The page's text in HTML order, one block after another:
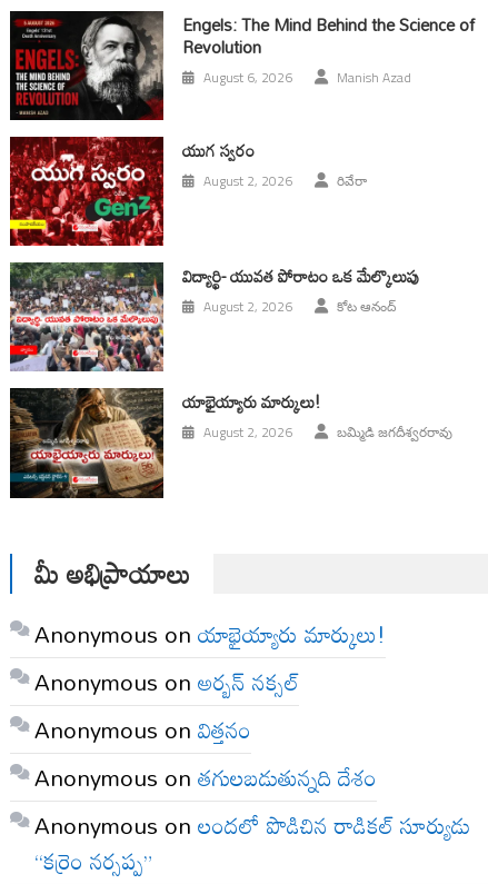
Engels: The Mind Behind the Science of
Revolution
August 6, 2026 Manish Azad
యుగ స్వ‌రం
August 2, 2026 రివేరా
విద్యార్థి- యువత పోరాటం ఒక మేల్కొలుపు
August 2, 2026 కోట ఆనంద్
యాభైయ్యారు మార్కులు!
August 2, 2026 బమ్మిడి జగదీశ్వరరావు
మీ అభిప్రాయాలు
Anonymous onయాభైయ్యారు మార్కులు!
Anonymous onఅర్బన్ నక్సల్
Anonymous onవిత్తనం
Anonymous onతగులబడుతున్నది దేశం
Anonymous onలందలో పొడిచిన రాడికల్ సూర్యుడు
“కర్రెం నర్సప్ప”